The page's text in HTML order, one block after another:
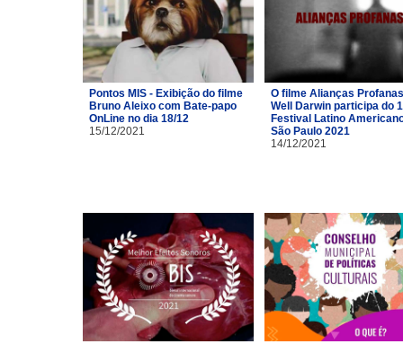
Pontos MIS - Exibição do filme
Bruno Aleixo com Bate-papo
OnLine no dia 18/12
15/12/2021
O filme Alianças
Well Darwin participa do
Festival Latino
São Paulo 2021
14/12/2021